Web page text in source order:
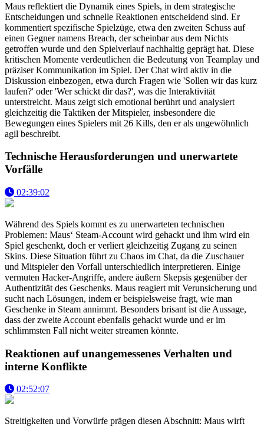
Maus reflektiert die Dynamik eines Spiels, in dem strategische
Entscheidungen und schnelle Reaktionen entscheidend sind. Er
kommentiert spezifische Spielzüge, etwa den zweiten Schuss auf
einen Gegner namens Breach, der scheinbar aus dem Nichts
getroffen wurde und den Spielverlauf nachhaltig geprägt hat. Diese
kritischen Momente verdeutlichen die Bedeutung von Teamplay und
präziser Kommunikation im Spiel. Der Chat wird aktiv in die
Diskussion einbezogen, etwa durch Fragen wie 'Sollen wir das kurz
laufen?' oder 'Wer schickt dir das?', was die Interaktivität
unterstreicht. Maus zeigt sich emotional berührt und analysiert
gleichzeitig die Taktiken der Mitspieler, insbesondere die
Bewegungen eines Spielers mit 26 Kills, den er als ungewöhnlich
agil beschreibt.
Technische Herausforderungen und unerwartete
Vorfälle
02:39:02
Während des Spiels kommt es zu unerwarteten technischen
Problemen: Maus‘ Steam-Account wird gehackt und ihm wird ein
Spiel geschenkt, doch er verliert gleichzeitig Zugang zu seinen
Skins. Diese Situation führt zu Chaos im Chat, da die Zuschauer
und Mitspieler den Vorfall unterschiedlich interpretieren. Einige
vermuten Hacker-Angriffe, andere äußern Skepsis gegenüber der
Authentizität des Geschenks. Maus reagiert mit Verunsicherung und
sucht nach Lösungen, indem er beispielsweise fragt, wie man
Geschenke in Steam annimmt. Besonders brisant ist die Aussage,
dass der zweite Account ebenfalls gehackt wurde und er im
schlimmsten Fall nicht weiter streamen könnte.
Reaktionen auf unangemessenes Verhalten und
interne Konflikte
02:52:07
Streitigkeiten und Vorwürfe prägen diesen Abschnitt: Maus wirft